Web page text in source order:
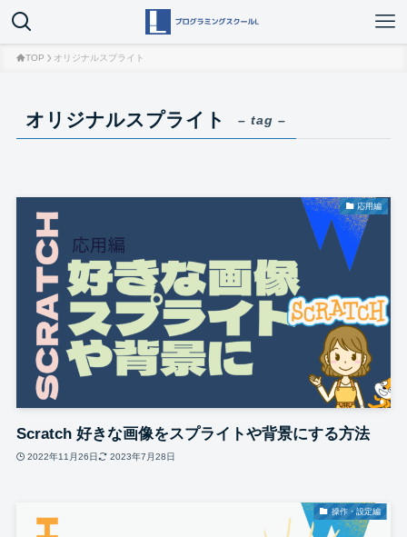
TOP オリジナルスプライト
オリジナルスプライト – tag –
応用編
Scratch 好きな画像をスプライトや背景にする方法
2022年11月26日 2023年7月28日
操作・設定編